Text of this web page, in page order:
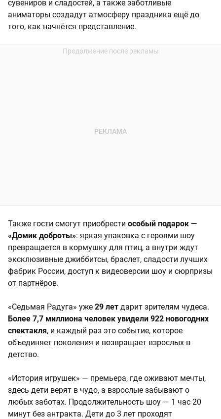
сувениров и сладостей, а также заботливые
аниматоры создадут атмосферу праздника ещё до
того, как начнётся представление.
Также гости смогут приобрести особый подарок —
«Домик доброты»: яркая упаковка с героями шоу
превращается в кормушку для птиц, а внутри ждут
эксклюзивные джиббитсы, браслет, сладости лучших
фабрик России, доступ к видеоверсии шоу и сюрпризы
от партнёров.
«Седьмая Радуга» уже 29 лет дарит зрителям чудеса.
Более 7,7 миллиона человек увидели 922 новогодних
спектакля, и каждый раз это событие, которое
объединяет поколения и возвращает взрослых в
детство.
«История игрушек» — премьера, где оживают мечты,
здесь дети верят в чудо, а взрослые забывают о
любых заботах. Продолжительность шоу — 1 час 20
минут без антракта. Дети до 3 лет проходят